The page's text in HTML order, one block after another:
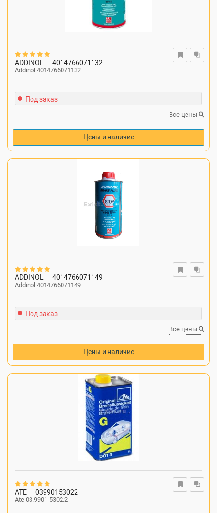
ADDINOL 4014766071132
Addinol 4014766071132
Под заказ
Все цены
Цены и наличие
ADDINOL 4014766071149
Addinol 4014766071149
Под заказ
Все цены
Цены и наличие
ATE 03990153022
Ate 03.9901-5302.2